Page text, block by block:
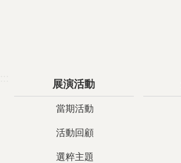
展演活動
當期活動
活動回顧
選粹主題